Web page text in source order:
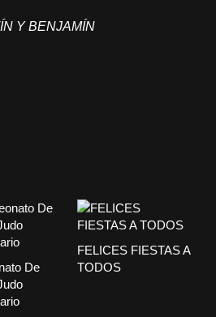
Y BENJAMÍN
De
FELICES FIESTAS A
TODOS